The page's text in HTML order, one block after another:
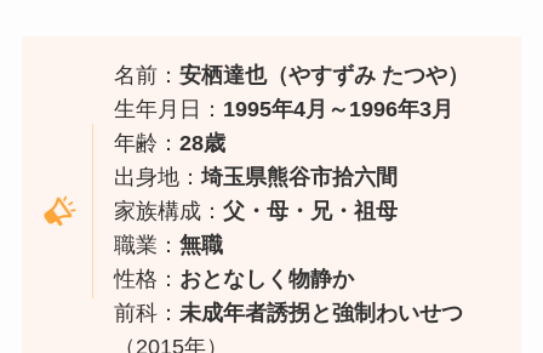
名前：安栖達也（やすずみ たつや）
生年月日： 1995年4月～1996年3月
年齢：28歳
出身地：埼玉県熊谷市拾六間
家族構成：父・母・兄・祖母
職業：無職
性格： おとなしく物静か
前科：未成年者誘拐と強制わいせつ
（2015年）